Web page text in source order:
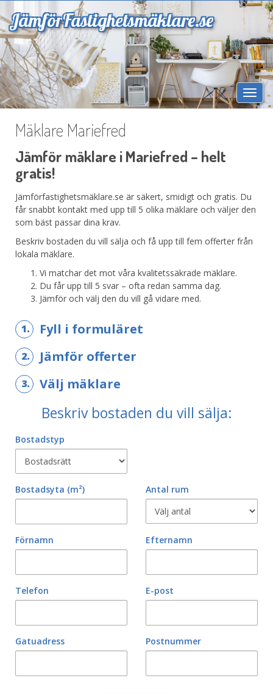
JämförFastighetsmäklare.se
Mäklare Mariefred
Jämför mäklare i Mariefred – helt
gratis!
Jämförfastighetsmäklare.se är säkert, smidigt och gratis. Du
får snabbt kontakt med upp till 5 olika mäklare och väljer den
som bäst passar dina krav.
Beskriv bostaden du vill sälja och få upp till fem offerter från
lokala mäklare.
Vi matchar det mot våra kvalitetssäkrade mäklare.
Du får upp till 5 svar – ofta redan samma dag.
Jämför och välj den du vill gå vidare med.
1. Fyll i formuläret
2. Jämför offerter
3. Välj mäklare
Beskriv bostaden du vill sälja:
Bostadstyp
Bostadsyta (m²) Antal rum
Förnamn Efternamn
Telefon E-post
Gatuadress Postnummer